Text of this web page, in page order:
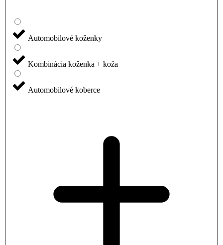
Automobilové koženky
Kombinácia koženka + koža
Automobilové koberce